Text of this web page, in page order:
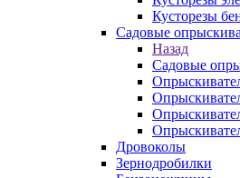
Кусторезы
Садовые
Назад
Садовые
Дровоколы
Зернодробилки